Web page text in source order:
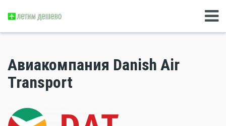
Авиакомпания Danish Air
Transport